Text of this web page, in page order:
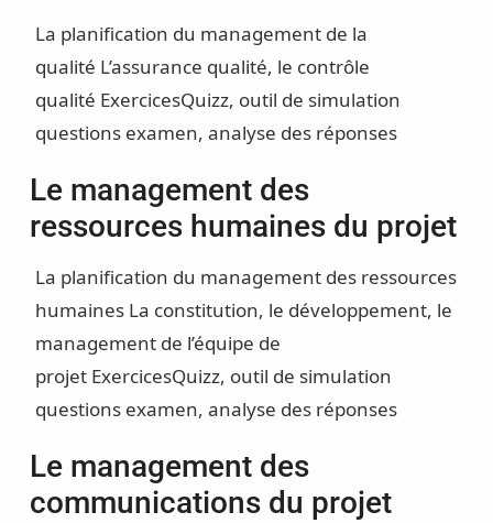
La planification du management de la
qualité L’assurance qualité, le contrôle
qualité ExercicesQuizz, outil de simulation
questions examen, analyse des réponses
Le management des
ressources humaines du projet
La planification du management des ressources
humaines La constitution, le développement, le
management de l’équipe de
projetExercicesQuizz, outil de simulation
questions examen, analyse des réponses
Le management des
communications du projet